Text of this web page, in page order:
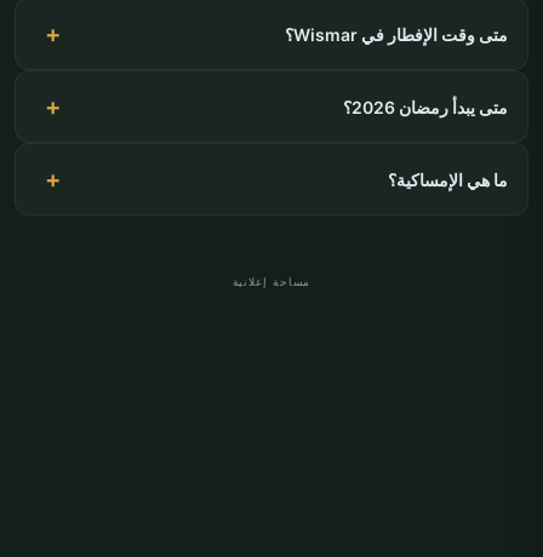
متى وقت الإفطار في Wismar؟
متى يبدأ رمضان 2026؟
ما هي الإمساكية؟
مساحة إعلانية